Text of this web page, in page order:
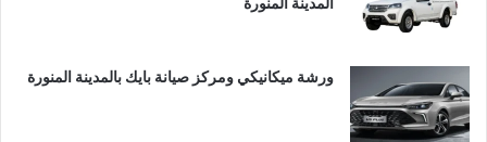
ورشة ميكانيكي ومركز صيانة بايك بالمدينة المنورة